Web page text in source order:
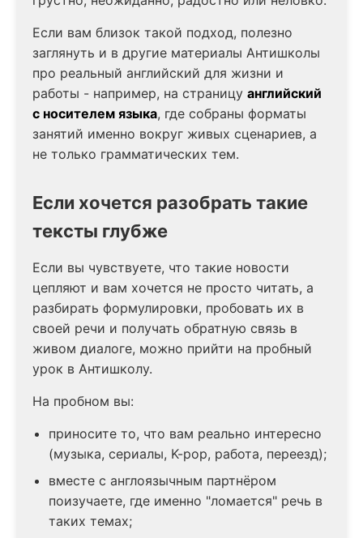
Если вам близок такой подход, полезно
заглянуть и в другие материалы Антишколы
про реальный английский для жизни и
работы - например, на страницу английский
с носителем языка, где собраны форматы
занятий именно вокруг живых сценариев, а
не только грамматических тем.
Если хочется разобрать такие
тексты глубже
Если вы чувствуете, что такие новости
цепляют и вам хочется не просто читать, а
разбирать формулировки, пробовать их в
своей речи и получать обратную связь в
живом диалоге, можно прийти на пробный
урок в Антишколу.
На пробном вы:
приносите то, что вам реально интересно
(музыка, сериалы, K-pop, работа, переезд);
вместе с англоязычным партнёром
поизучаете, где именно "ломается" речь в
таких темах;